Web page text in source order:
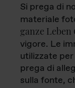
Si prega di
materiale
ganze Leben
vigore. Le
utilizzate
prega di
sulla fonte,